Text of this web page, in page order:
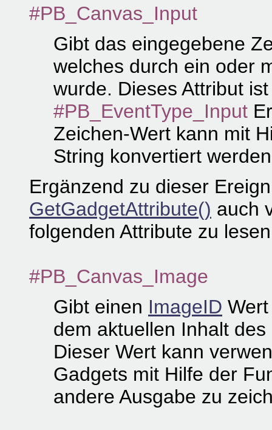
#PB_Canvas_Input
Gibt das eingegebene
welches durch ein oder
wurde. Dieses Attribut
#PB_EventType_Input
Zeichen-Wert kann mit
String konvertiert
Ergänzend zu dieser
GetGadgetAttribute() auch
folgenden Attribute zu
#PB_Canvas_Image
Gibt einen ImageID
dem aktuellen Inhalt
Dieser Wert kann
Gadgets mit Hilfe der
andere Ausgabe zu